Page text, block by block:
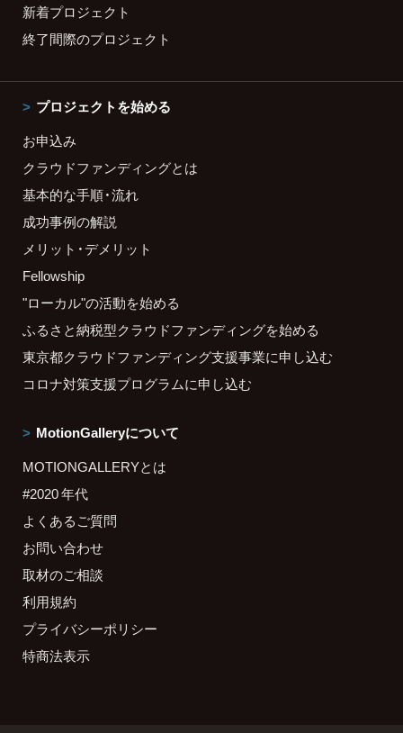
新着プロジェクト
終了間際のプロジェクト
プロジェクトを始める
お申込み
クラウドファンディングとは
基本的な手順・流れ
成功事例の解説
メリット・デメリット
Fellowship
"ローカル"の活動を始める
ふるさと納税型クラウドファンディングを始める
東京都クラウドファンディング支援事業に申し込む
コロナ対策支援プログラムに申し込む
MotionGalleryについて
MOTIONGALLERYとは
#2020 年代
よくあるご質問
お問い合わせ
取材のご相談
利用規約
プライバシーポリシー
特商法表示